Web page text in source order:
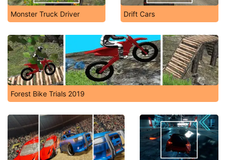
Monster Truck Driver Drift Cars
Forest Bike Trials 2019